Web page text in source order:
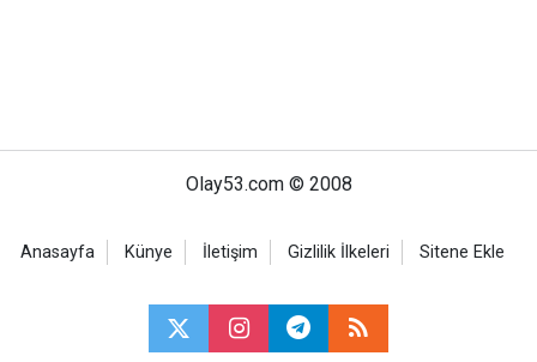
Olay53.com © 2008
Anasayfa Künye İletişim Gizlilik İlkeleri Sitene Ekle